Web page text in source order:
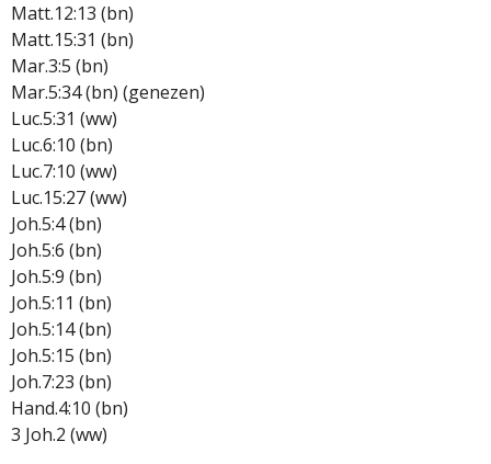
Matt.12:13 (bn)
Matt.15:31 (bn)
Mar.3:5 (bn)
Mar.5:34 (bn) (genezen)
Luc.5:31 (ww)
Luc.6:10 (bn)
Luc.7:10 (ww)
Luc.15:27 (ww)
Joh.5:4 (bn)
Joh.5:6 (bn)
Joh.5:9 (bn)
Joh.5:11 (bn)
Joh.5:14 (bn)
Joh.5:15 (bn)
Joh.7:23 (bn)
Hand.4:10 (bn)
3 Joh.2 (ww)